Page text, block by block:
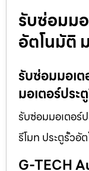
รับซ่อมม
อัตโนมัติ
รับซ่อมมอเ
มอเตอร์ปร
รับซ่อมมอเตอร์
รีโมท ประตูรั้ว
G-TECH